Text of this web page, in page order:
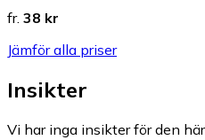
fr. 38 kr
Jämför alla priser
Insikter
Vi har inga insikter för den